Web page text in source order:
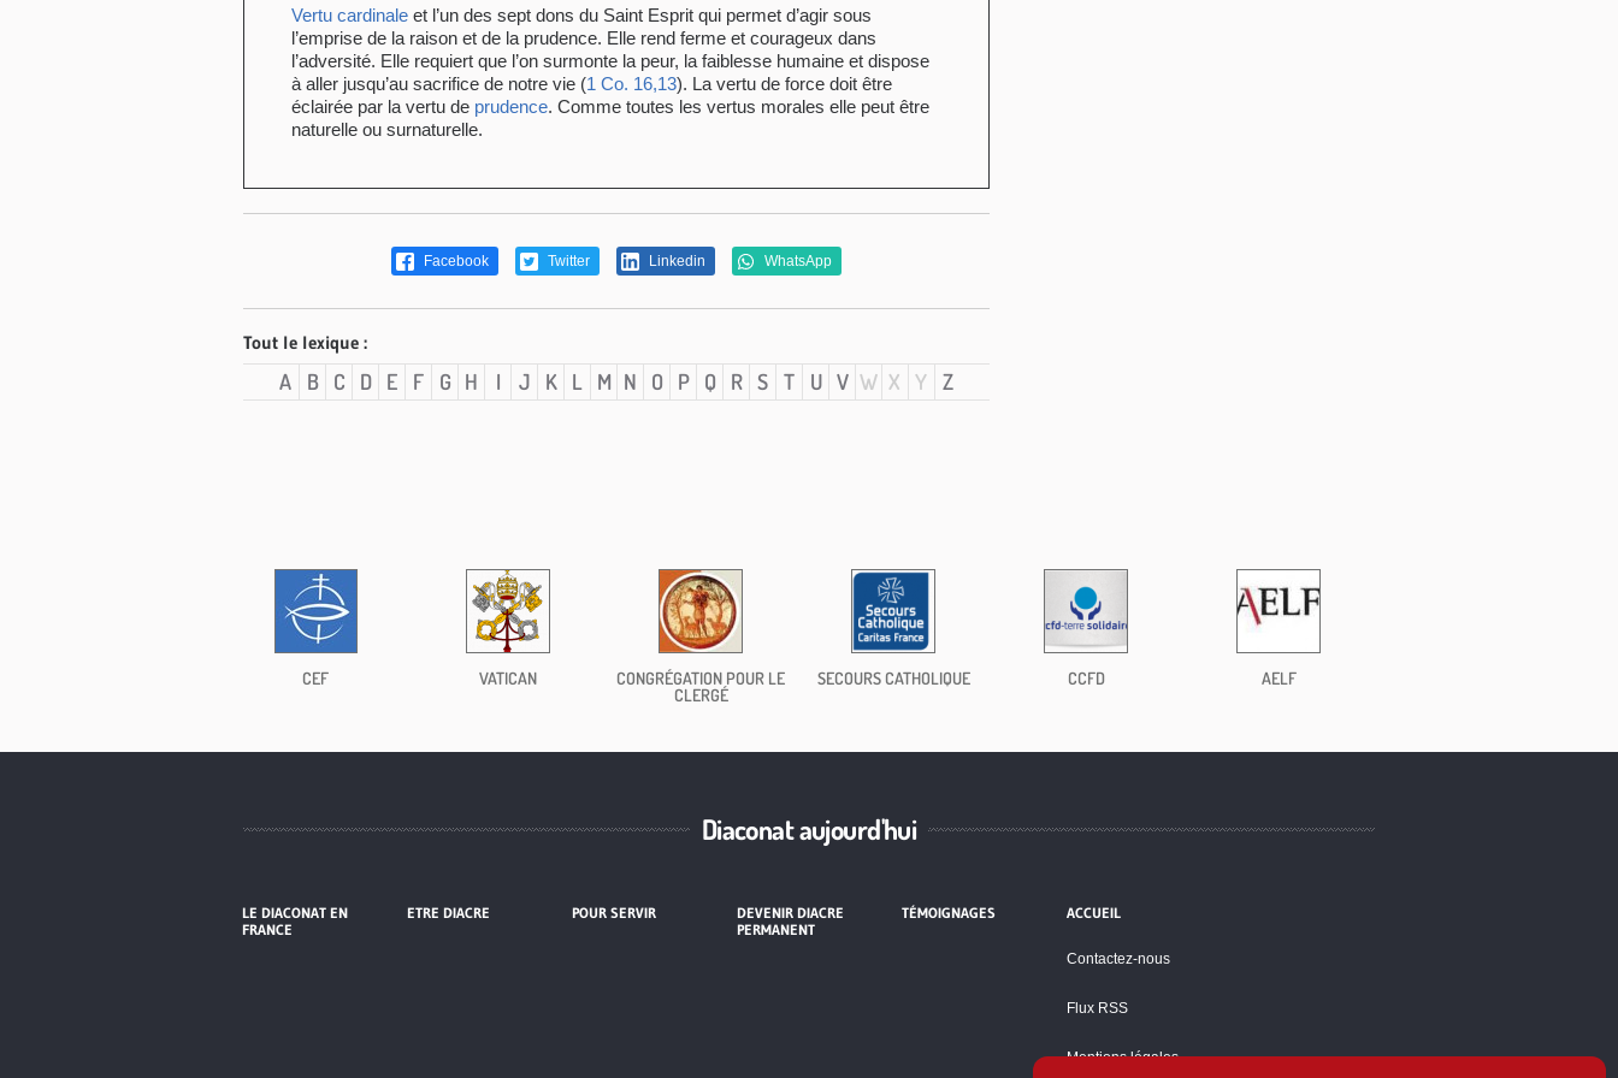
Vertu cardinale et l’un des sept dons du Saint Esprit qui permet d’agir sous
l’emprise de la raison et de la prudence. Elle rend ferme et courageux dans
l’adversité. Elle requiert que l’on surmonte la peur, la faiblesse humaine et dispose
à aller jusqu’au sacrifice de notre vie (1 Co. 16,13). La vertu de force doit être
éclairée par la vertu de prudence. Comme toutes les vertus morales elle peut être
naturelle ou surnaturelle.
Facebook Twitter Linkedin WhatsApp
Tout le lexique :
A B C D E F G H I J K L M N O P Q R S T U V W X Y Z
CEF VATICAN
CONGRÉGATION POUR LE
CLERGÉ
SECOURS CATHOLIQUE CCFD AELF
Diaconat aujourd'hui
LE DIACONAT EN
FRANCE
ETRE DIACRE POUR SERVIR
DEVENIR DIACRE
PERMANENT
TÉMOIGNAGES ACCUEIL
Contactez-nous
Flux RSS
Mentions légales